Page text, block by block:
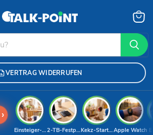
VERTRAG WIDERRUFEN
›
Apple Watch
Kekz-Starterset
2-TB-Festplatte
Einsteiger-Handy